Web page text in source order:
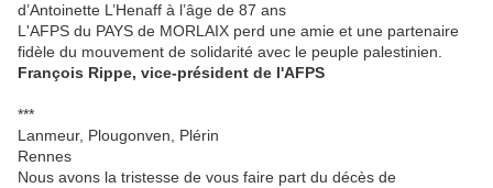
d’Antoinette L’Henaff à l’âge de 87 ans
L'AFPS du PAYS de MORLAIX perd une amie et une partenaire
fidèle du mouvement de solidarité avec le peuple palestinien.
François Rippe, vice-président de l'AFPS
***
Lanmeur, Plougonven, Plérin
Rennes
Nous avons la tristesse de vous faire part du décès de